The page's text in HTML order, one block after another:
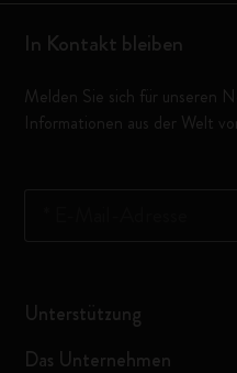
In Kontakt bleiben
Melden Sie sich für unseren
Informationen aus der Welt
Unterstützung
Das Unternehmen